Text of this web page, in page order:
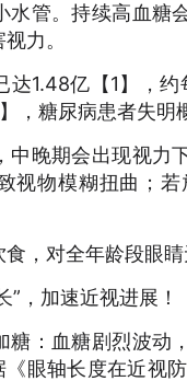
水管。持续高血糖
力。
达1.48亿【1】，
，糖尿病患者失
中晚期会出现视力
视物模糊扭曲；
，对全年龄段眼
”，加速近视进展！
糖：血糖剧烈波动
《眼轴长度在近